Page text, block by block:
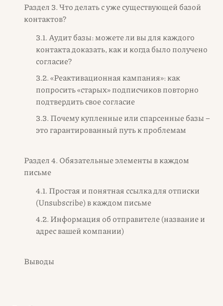
Раздел 3. Что делать с уже существующей базой
контактов?
3.1. Аудит базы: можете ли вы для каждого
контакта доказать, как и когда было получено
согласие?
3.2. «Реактивационная кампания»: как
попросить «старых» подписчиков повторно
подтвердить свое согласие
3.3. Почему купленные или спарсенные базы –
это гарантированный путь к проблемам
Раздел 4. Обязательные элементы в каждом
письме
4.1. Простая и понятная ссылка для отписки
(Unsubscribe) в каждом письме
4.2. Информация об отправителе (название и
адрес вашей компании)
Выводы